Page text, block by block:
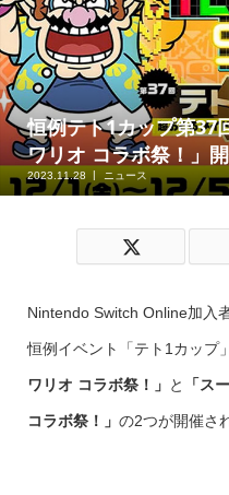
恒例テト1カップ第37
ワリオ コラボ祭！」
2023.11.28 ニュース
Nintendo Switch Online加入
恒例イベント「テト1カップ
ワリオ コラボ祭！」 と 「ス
コラボ祭！」 の2つが開催さ